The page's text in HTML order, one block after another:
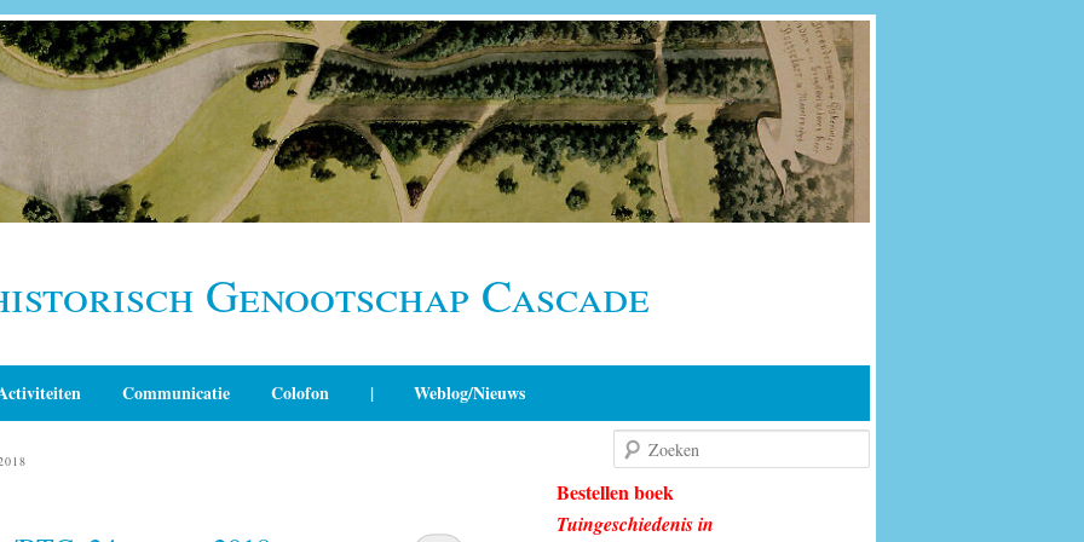
Genootschap Cascade
Communicatie Colofon | Weblog/Nieuws
Bestellen boek
Tuingeschiedenis in